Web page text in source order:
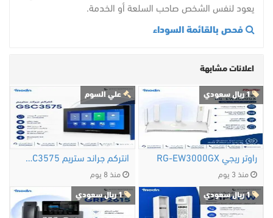
يعود لنفس الشخص صاحب السلعة أو الخدمة.
فحص بالقائمة السوداء
اعلانات مشابهة
1 ريال سعودي
راوتر ريجي RG-EW3000GX
منذ 3 يوم
علي السوم
انتركم جراند ستريم GSC3575
منذ 8 يوم
1 ريال سعودي 1 ريال سعودي